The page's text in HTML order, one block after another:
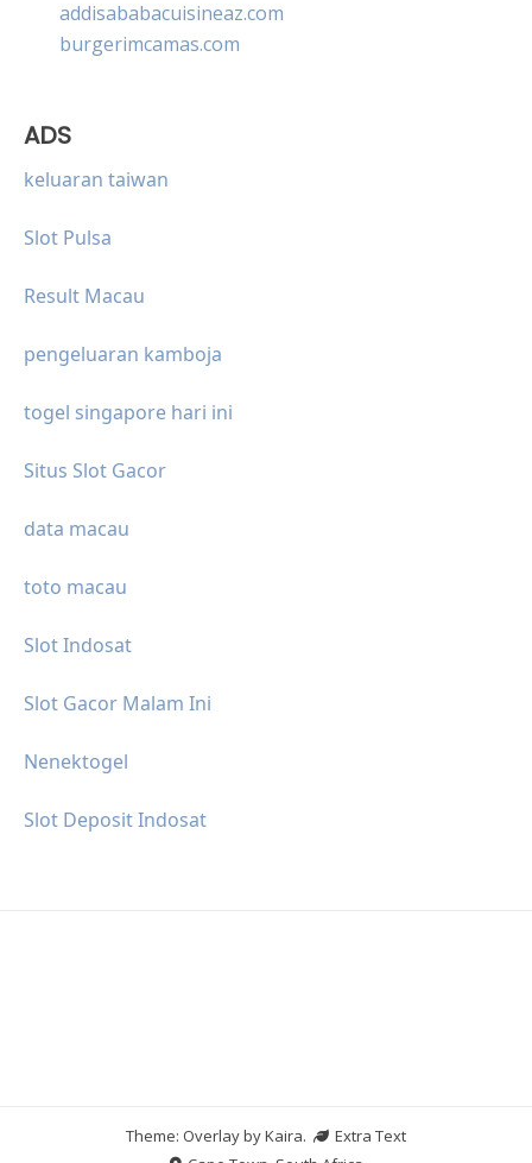
addisababacuisineaz.com
burgerimcamas.com
ADS
keluaran taiwan
Slot Pulsa
Result Macau
pengeluaran kamboja
togel singapore hari ini
Situs Slot Gacor
data macau
toto macau
Slot Indosat
Slot Gacor Malam Ini
Nenektogel
Slot Deposit Indosat
Theme: Overlay byKaira.
Extra Text